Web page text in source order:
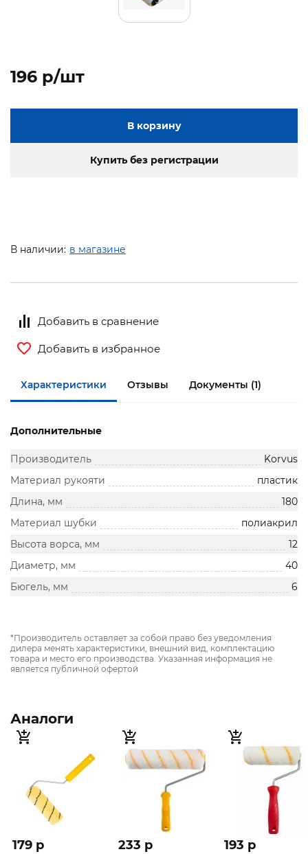
196 p/шт
В корзину
Купить без регистрации
В наличии: в магазине
Добавить в сравнение
Добавить в избранное
Характеристики Отзывы Документы (1)
Дополнительные
Производитель
Korvus
Материал рукояти
пластик
Длина, мм
180
Материал шубки
полиакрил
Высота ворса, мм
12
Диаметр, мм
40
Бюгель, мм
6
*Производитель оставляет за собой право без уведомления
дилера менять характеристики, внешний вид, комплектацию
товара и место его производства. Указанная информация не
является публичной офертой
Аналоги
179 p 233 p 193 p